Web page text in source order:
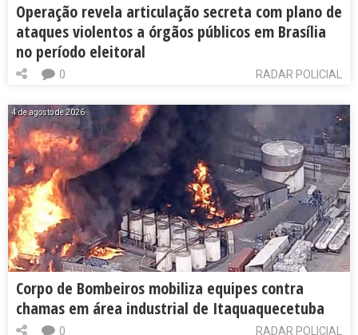
Operação revela articulação secreta com plano de
ataques violentos a órgãos públicos em Brasília
no período eleitoral
RADAR POLICIAL
0
4 de agosto de 2026
Corpo de Bombeiros mobiliza equipes contra
chamas em área industrial de Itaquaquecetuba
RADAR POLICIAL
0